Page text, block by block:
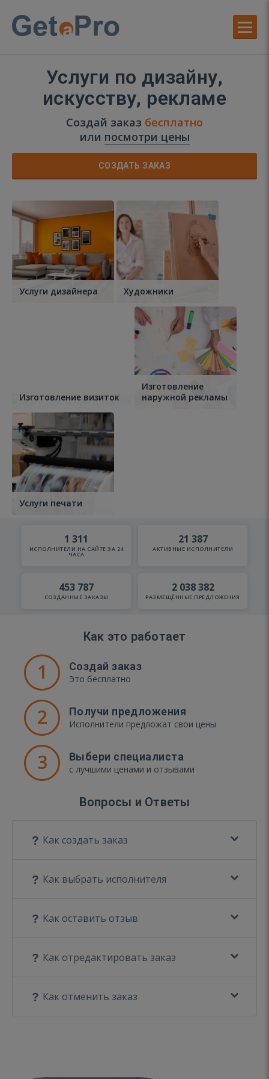
Услуги по дизайну,
искусству, рекламе
Создай заказ бесплатно
или посмотри цены
СОЗДАТЬ ЗАКАЗ
Услуги дизайнера Художники
Изготовление визиток
Изготовление
наружной рекламы
Услуги печати
1 311
ИСПОЛНИТЕЛИ НА САЙТЕ ЗА 24
ЧАСА
21 387
АКТИВНЫЕ ИСПОЛНИТЕЛИ
453 787
СОЗДАННЫЕ ЗАКАЗЫ
2 038 382
РАЗМЕЩЁННЫЕ ПРЕДЛОЖЕНИЯ
Как это работает
1 Создай заказ
Это бесплатно
2 Получи предложения
Исполнители предложат свои цены
3 Выбери специалиста
с лучшими ценами и отзывами
Вопросы и Ответы
Как создать заказ
Как выбрать исполнителя
Как оставить отзыв
Как отредактировать заказ
Как отменить заказ